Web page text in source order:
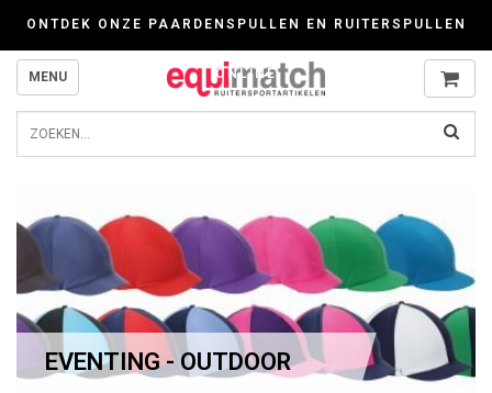
ONTDEK ONZE PAARDENSPULLEN EN RUITERSPULLEN
ONLINE
MENU
EVENTING - OUTDOOR
Wij werken zorgvuldig met cookies. Kijk gerust voor meer informatie op onze